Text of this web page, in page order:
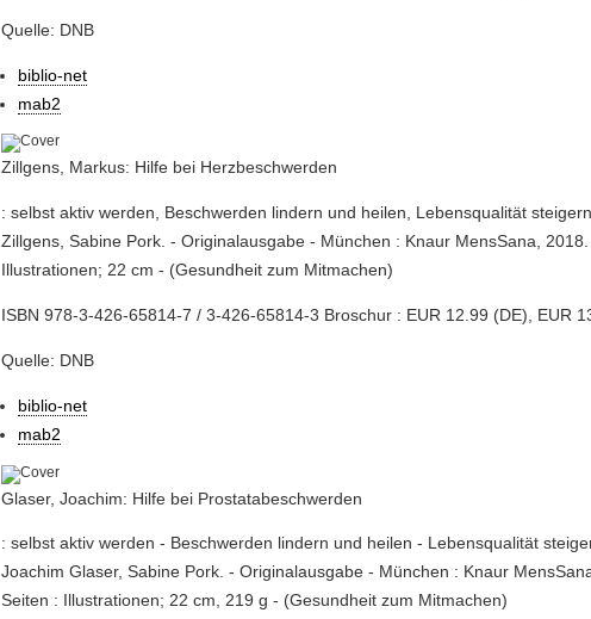
Quelle: DNB
biblio-net
mab2
Zillgens, Markus: Hilfe bei Herzbeschwerden
: selbst aktiv werden, Beschwerden lindern und heilen, Lebensqualität
Zillgens, Sabine Pork. - Originalausgabe - München : Knaur MensSana,
Illustrationen; 22 cm - (Gesundheit zum Mitmachen)
ISBN 978-3-426-65814-7 / 3-426-65814-3 Broschur : EUR 12.99 (DE), EUR
Quelle: DNB
biblio-net
mab2
Glaser, Joachim: Hilfe bei Prostatabeschwerden
: selbst aktiv werden - Beschwerden lindern und heilen - Lebensqualität
Joachim Glaser, Sabine Pork. - Originalausgabe - München : Knaur
Seiten : Illustrationen; 22 cm, 219 g - (Gesundheit zum Mitmachen)